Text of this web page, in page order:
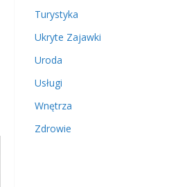
Turystyka
Ukryte Zajawki
Uroda
Usługi
Wnętrza
Zdrowie